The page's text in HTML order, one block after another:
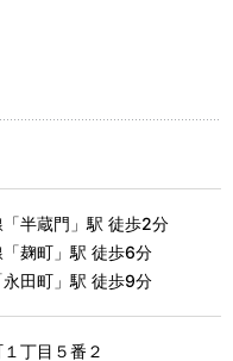
半蔵門」駅 徒歩2分
麹町」駅 徒歩6分
田町」駅 徒歩9分
丁目５番２